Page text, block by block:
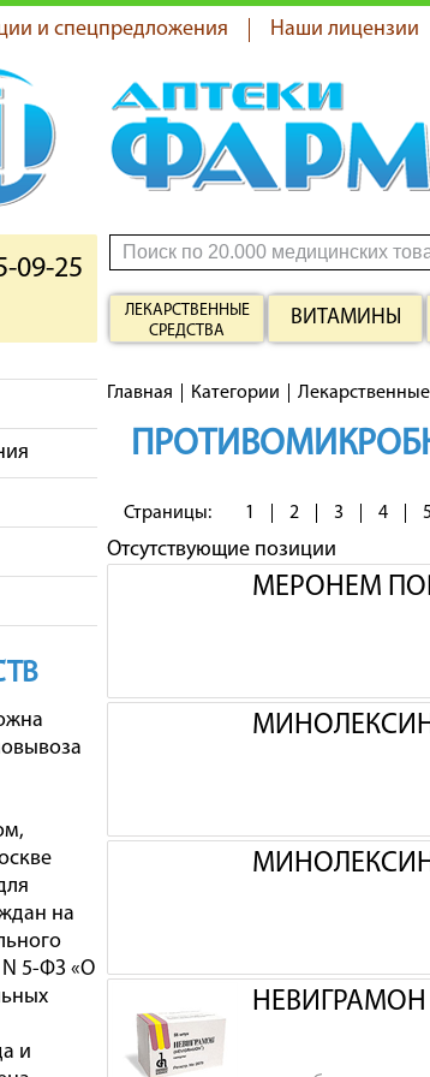
и спецпредложения Наши лицензии
09-25
ЛЕКАРСТВЕННЫЕ
СРЕДСТВА
ВИТАМИНЫ
на
N 5-ФЗ «О
и
Главная Категории Лекарственные
Страницы: 1 2 3 4 5
Отсутствующие позиции
МЕРОНЕМ
НЕВИГРАМОН